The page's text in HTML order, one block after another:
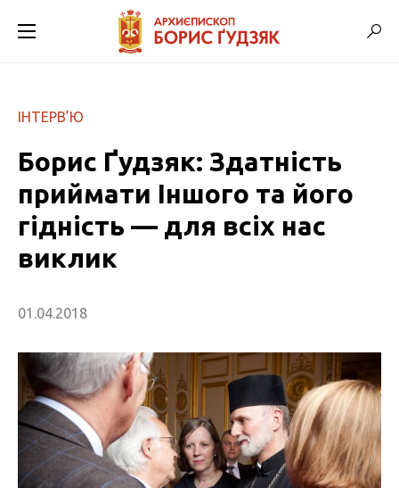
ІНТЕРВ’Ю
Борис Ґудзяк: Здатність
приймати Іншого та його
гідність — для всіх нас
виклик
01.04.2018